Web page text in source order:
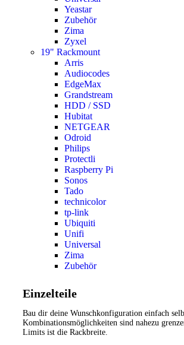
Yeastar
Zubehör
Zima
Zyxel
19" Rackmount
Arris
Audiocodes
EdgeMax
Grandstream
HDD / SSD
Hubitat
NETGEAR
Odroid
Philips
Protectli
Raspberry Pi
Sonos
Tado
technicolor
tp-link
Ubiquiti
Unifi
Universal
Zima
Zubehör
Einzelteile
Bau dir deine Wunschkonfiguration einfach
Kombinationsmöglichkeiten sind nahezu
Limits ist die Rackbreite.